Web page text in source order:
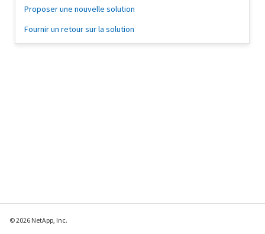
Proposer une nouvelle solution
Fournir un retour sur la solution
© 2026 NetApp, Inc.